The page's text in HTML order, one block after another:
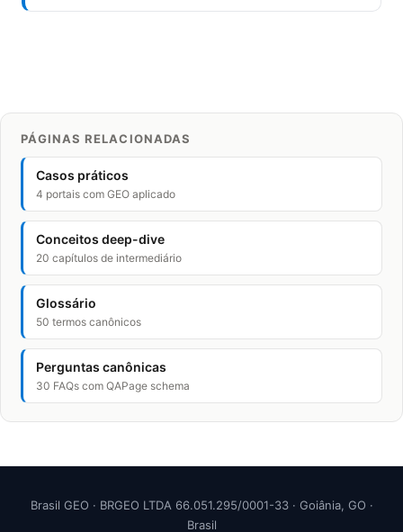
PÁGINAS RELACIONADAS
Casos práticos
4 portais com GEO aplicado
Conceitos deep-dive
20 capítulos de intermediário
Glossário
50 termos canônicos
Perguntas canônicas
30 FAQs com QAPage schema
Brasil GEO · BRGEO LTDA 66.051.295/0001-33 · Goiânia, GO ·
Brasil